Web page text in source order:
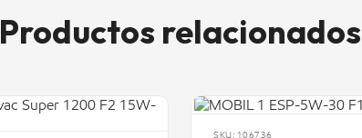
Productos relacionados
SKU: 106736